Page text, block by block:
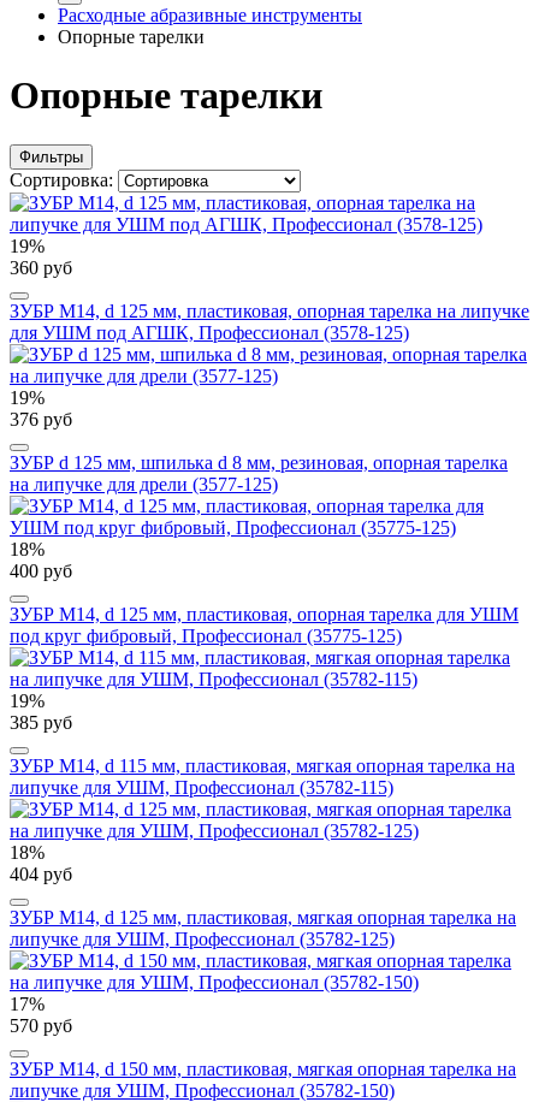
Расходные абразивные инструменты
Опорные тарелки
Опорные тарелки
Фильтры
Сортировка:
19%
360 руб
ЗУБР М14, d 125 мм, пластиковая, опорная тарелка на липучке
для УШМ под АГШК, Профессионал (3578-125)
19%
376 руб
ЗУБР d 125 мм, шпилька d 8 мм, резиновая, опорная тарелка
на липучке для дрели (3577-125)
18%
400 руб
ЗУБР М14, d 125 мм, пластиковая, опорная тарелка для УШМ
под круг фибровый, Профессионал (35775-125)
19%
385 руб
ЗУБР М14, d 115 мм, пластиковая, мягкая опорная тарелка на
липучке для УШМ, Профессионал (35782-115)
18%
404 руб
ЗУБР М14, d 125 мм, пластиковая, мягкая опорная тарелка на
липучке для УШМ, Профессионал (35782-125)
17%
570 руб
ЗУБР М14, d 150 мм, пластиковая, мягкая опорная тарелка на
липучке для УШМ, Профессионал (35782-150)